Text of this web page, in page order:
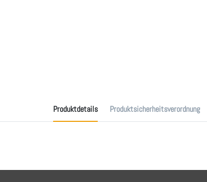
Produktdetails Produktsicherheitsverordnung